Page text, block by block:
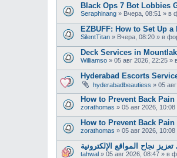
Black Ops 7 Bot Lobbies
Seraphinang » Вчера, 08:51 » в
EZBUFF: How to Set Up
SilentTitan » Вчера, 08:20 » в
Deck Services in
Williamso » 05 авг 2026, 22:25 »
Hyderabad Escorts
hyderabadbeautiess » 05
How to Prevent Back
zorathomas » 05 авг 2026, 10:08
How to Prevent Back
zorathomas » 05 авг 2026, 10:08
نجاح المواقع الإلكترونية
tahwal » 05 авг 2026, 08:47 » в